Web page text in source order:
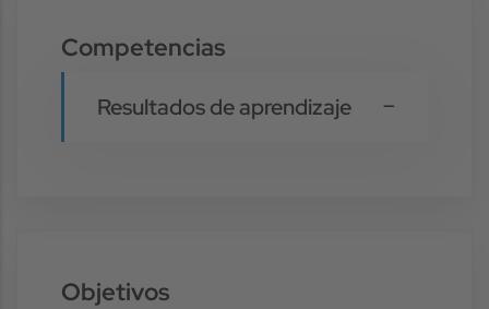
Competencias
Resultados de aprendizaje
Objetivos